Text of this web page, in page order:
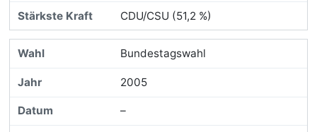
CDU/CSU (51,2 %)
Bundestagswahl
2005
–